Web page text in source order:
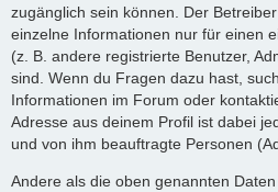
zugänglich sein können. Der
einzelne Informationen nur für einen
(z. B. andere registrierte Benutzer,
sind. Wenn du Fragen dazu hast,
Informationen im Forum oder
Adresse aus deinem Profil ist dabei
und von ihm beauftragte Personen
Andere als die oben genannten